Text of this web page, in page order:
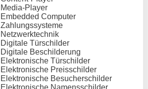
Media-Player
Embedded Computer
Zahlungssysteme
Netzwerktechnik
Digitale Türschilder
Digitale Beschilderung
Elektronische Türschilder
Elektronische Preisschilder
Elektronische Besucherschilder
Elektronische Namensschilder